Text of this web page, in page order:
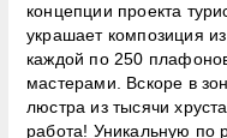
концепции проекта
украшает композиция
каждой по 250
мастерами. Вскоре в
люстра из тысячи
работа! Уникальную по